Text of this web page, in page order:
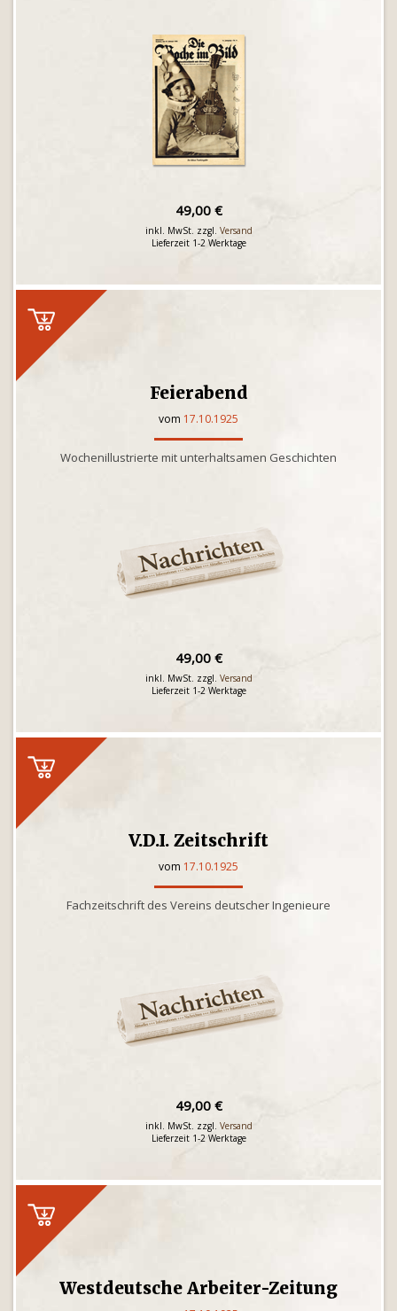
49,00 €
inkl. MwSt. zzgl. Versand
Lieferzeit 1-2 Werktage
Feierabend
vom 17.10.1925
Wochenillustrierte mit unterhaltsamen Geschichten
49,00 €
inkl. MwSt. zzgl. Versand
Lieferzeit 1-2 Werktage
V.D.I. Zeitschrift
vom 17.10.1925
Fachzeitschrift des Vereins deutscher Ingenieure
49,00 €
inkl. MwSt. zzgl. Versand
Lieferzeit 1-2 Werktage
Westdeutsche Arbeiter-Zeitung